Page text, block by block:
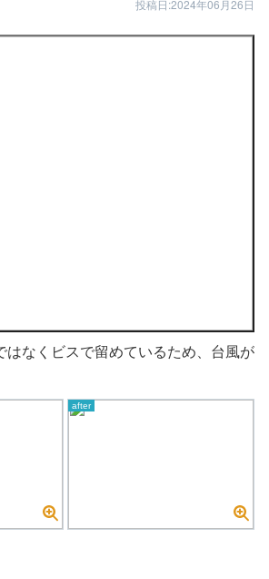
投稿日:2024年06月26日
はなくビスで留めているため、台風が
after